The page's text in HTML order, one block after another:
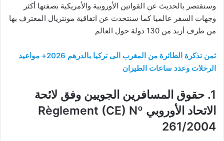
وسنقتصر بالحديث عن القوانين الأوروبية والأمريكية بصفتها أكثر
وجهات السفر عالميا كما سنتحدث عن اتفاقية مونتريال المعترف بها
من طرف أزيد من 130 دولة حول العالم
ثمن تذكرة الطائرة من المغرب الى تركيا بالدرهم 2026+ مواعيد
الرحلات وعدد ساعات الطيران
1. حقوق المسافرين الجويين وفق لائحة
الاتحاد الأوروبي Règlement (CE) Nº
261/2004